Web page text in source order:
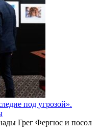
под угрозой».
Грег Фергюс и посол